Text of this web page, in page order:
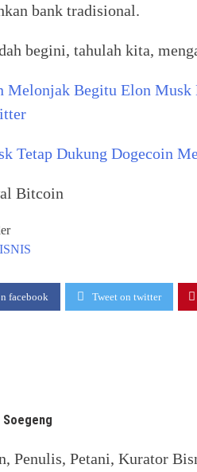
bank tradisional.
begini, tahulah kita,
Melonjak Begitu Elon Musk
Tetap Dukung Dogecoin
Bitcoin
facebook Tweet on twitter
Penulis, Petani, Kurator